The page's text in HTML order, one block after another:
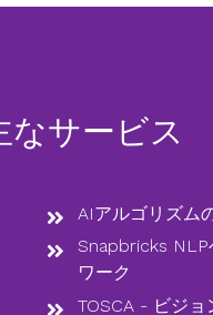
なサービス
AIアルゴリズム
Snapbricks NLP
ワーク
TOSCA - ビジ